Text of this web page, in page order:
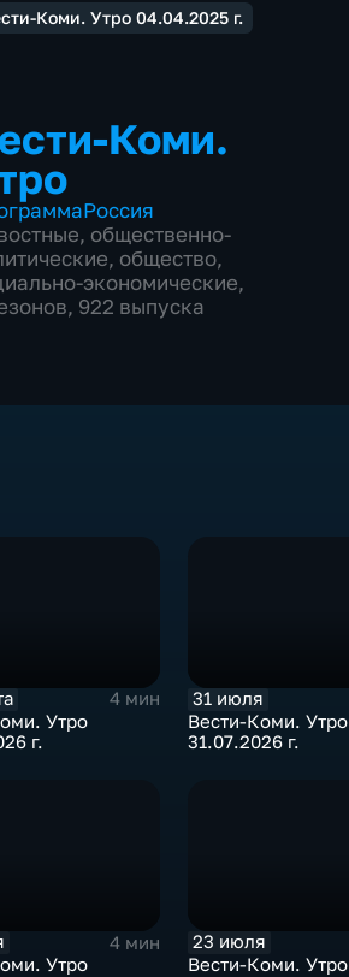
Коми. Утро 04.04.2025 г.
Коми.
Россия
, общественно-
, общество,
экономические,
922 выпуска
4 мин
Утро
г.
31 июля
Вести-Коми. Утро
31.07.2026 г.
4 мин
Утро
23 июля
Вести-Коми. Утро